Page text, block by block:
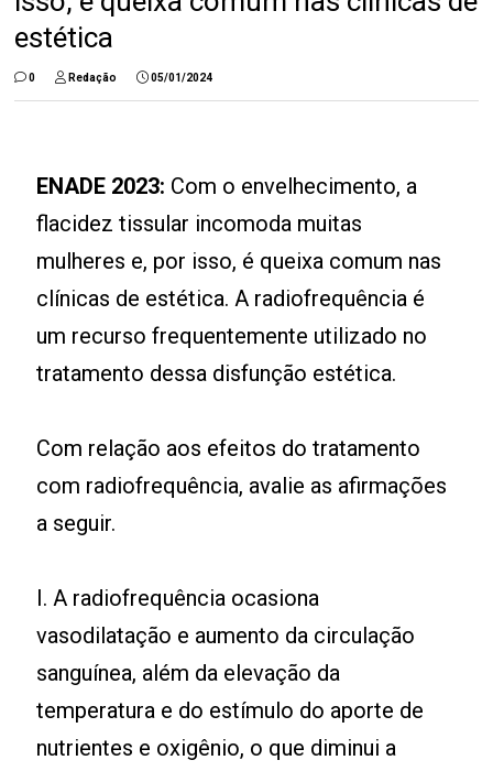
estética
0 Redação 05/01/2024
ENADE 2023: Com o envelhecimento, a
flacidez tissular incomoda muitas
mulheres e, por isso, é queixa comum nas
clínicas de estética. A radiofrequência é
um recurso frequentemente utilizado no
tratamento dessa disfunção estética.
Com relação aos efeitos do tratamento
com radiofrequência, avalie as afirmações
a seguir.
I. A radiofrequência ocasiona
vasodilatação e aumento da circulação
sanguínea, além da elevação da
temperatura e do estímulo do aporte de
nutrientes e oxigênio, o que diminui a